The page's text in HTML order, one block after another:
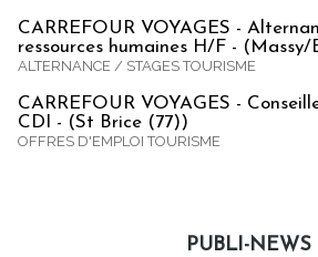
CARREFOUR VOYAGES -
ressources humaines H/F - (Massy/
ALTERNANCE / STAGES TOURISME
CARREFOUR VOYAGES -
CDI - (St Brice (77))
OFFRES D'EMPLOI TOURISME
PUBLI-NEWS